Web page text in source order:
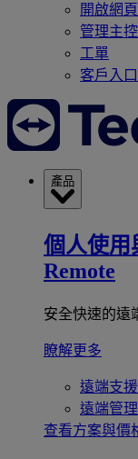
開啟網
管理主
工單
客戶入
產品
個人使用
Remote
安全快速的遠
瞭解更多
遠端支援
遠端管理
查看方案與價